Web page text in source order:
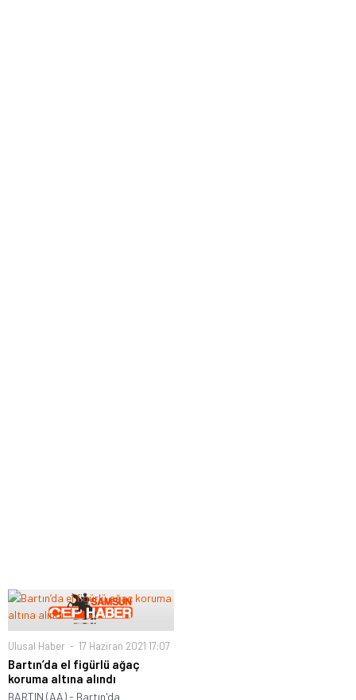
Ulusal Haber 17 Haziran 2021 17:07
Bartın’da el figürlü ağaç
koruma altına alındı
BARTIN (AA) - Bartın'da